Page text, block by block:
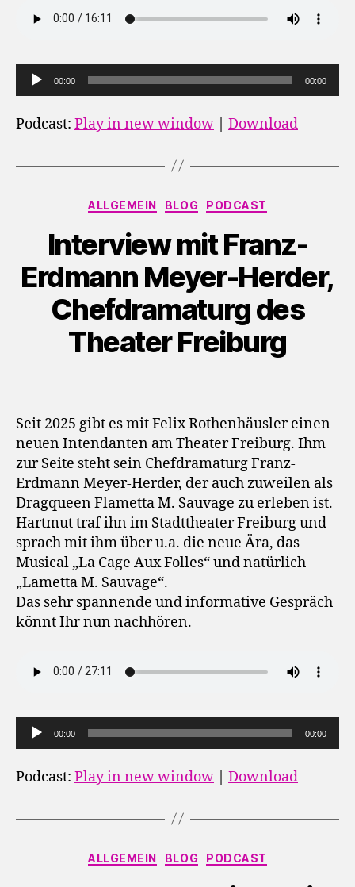
u
d
y
e
00:00 00:00
Podcast: Play in new window Download
Kategorien
ALLGEMEIN BLOG PODCAST
Interview mit Franz-
Erdmann Meyer-Herder,
Chefdramaturg des
Theater Freiburg
Seit 2025 gibt es mit Felix Rothenhäusler einen
neuen Intendanten am Theater Freiburg. Ihm
zur Seite steht sein Chefdramaturg Franz-
Erdmann Meyer-Herder, der auch zuweilen als
Dragqueen Flametta M. Sauvage zu erleben ist.
Hartmut traf ihn im Stadttheater Freiburg und
sprach mit ihm über u.a. die neue Ära, das
Musical „La Cage Aux Folles“ und natürlich
„Lametta M. Sauvage“.
Das sehr spannende und informative Gespräch
könnt Ihr nun nachhören.
u
d
00:00 00:00
Podcast: Play in new window Download
Kategorien
ALLGEMEIN BLOG PODCAST